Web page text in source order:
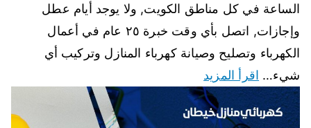
الساعة في كل مناطق الكويت, ولا يوجد أيام عطل
وإجازات, اتصل بأي وقت خبرة ٢٥ عام في أعمال
الكهرباء وتصليح وصيانة كهرباء المنازل وتركيب أي
شيء… اقرأ المزيد